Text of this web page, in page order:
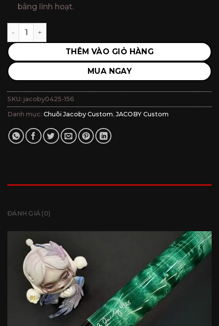
bằng linh hoạt.
Chuôi Cơ Bida Lỗ JACOBY CUSTOM CUES 0425-156 /
THÊM VÀO GIỎ HÀNG
MUA NGAY
SKU: jacoby0425-156
Danh mục: Chuôi Jacoby Custom, JACOBY Custom
ĐÁNH GIÁ (0)